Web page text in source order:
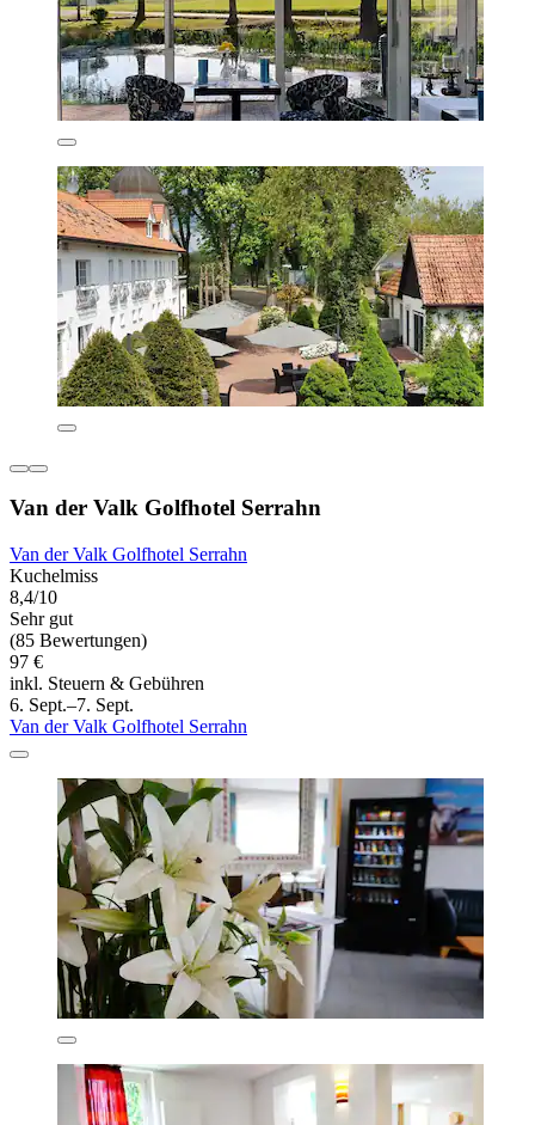
Van der Valk Golfhotel Serrahn
Van der Valk Golfhotel Serrahn
Kuchelmiss
8,4/10
Sehr gut
(85 Bewertungen)
97 €
inkl. Steuern & Gebühren
6. Sept.–7. Sept.
Van der Valk Golfhotel Serrahn